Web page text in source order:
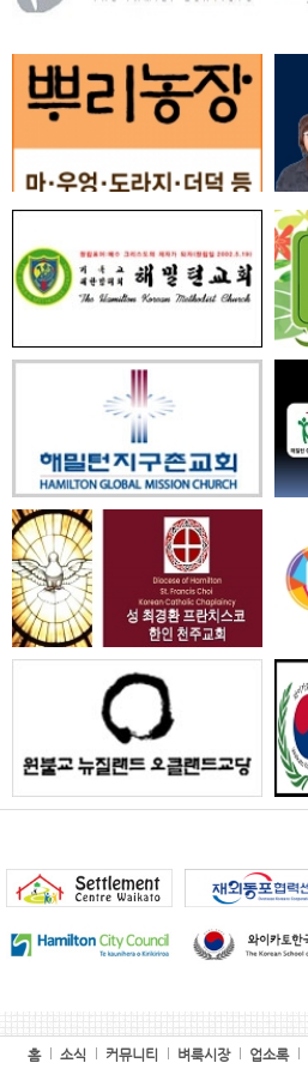
홈 소식 커뮤니티 벼룩시장 업소록